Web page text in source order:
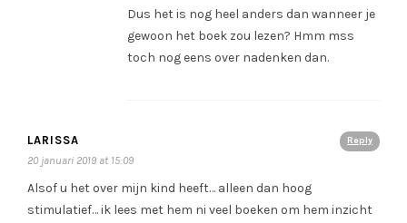
Dus het is nog heel anders dan wanneer je
gewoon het boek zou lezen? Hmm mss
toch nog eens over nadenken dan.
Reply
LARISSA
20 januari 2019 at 15:09
Alsof u het over mijn kind heeft… alleen dan hoog
stimulatief… ik lees met hem ni veel boeken om hem inzicht